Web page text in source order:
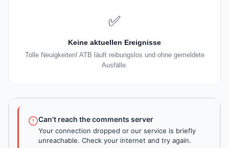
✅
Keine aktuellen Ereignisse
Tolle Neuigkeiten! ATB läuft reibungslos und ohne gemeldete
Ausfälle.
Can't reach the comments server
Your connection dropped or our service is briefly
unreachable. Check your internet and try again.